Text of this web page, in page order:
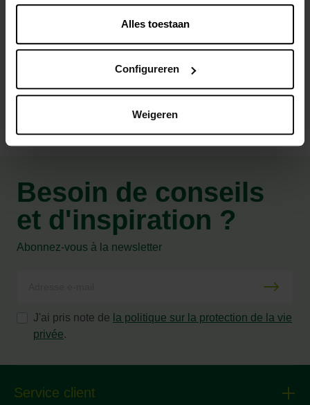
Alles toestaan
Configureren
Weigeren
Besoin de conseils
et d'inspiration ?
Abonnez-vous à la newsletter
J'ai pris note de la politique sur la protection de la vie
privée.
Service client